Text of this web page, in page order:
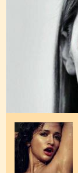
armpit.jpg